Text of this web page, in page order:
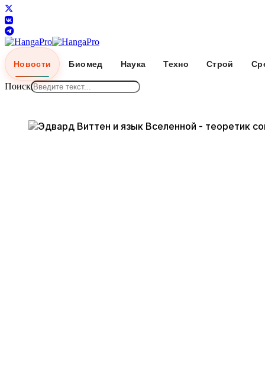
Новости Биомед Наука Техно Строй
Поиск